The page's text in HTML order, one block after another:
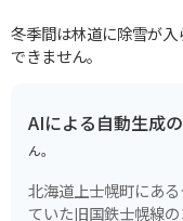
冬季間は林道に除雪が
できません。
AIによる自動生成
ん。
北海道上士幌町にあ
ていた旧国鉄士幌線